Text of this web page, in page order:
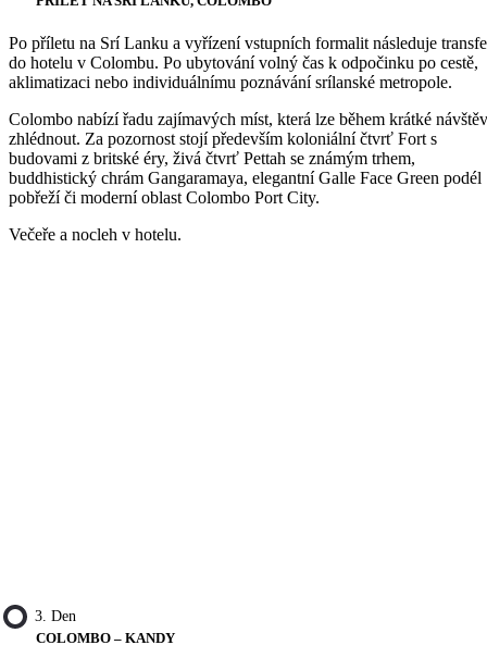
Po příletu na Srí Lanku a vyřízení vstupních formalit následuje
do hotelu v Colombu. Po ubytování volný čas k odpočinku po cestě,
aklimatizaci nebo individuálnímu poznávání srílanské metropole.
Colombo nabízí řadu zajímavých míst, která lze během krátké
zhlédnout. Za pozornost stojí především koloniální čtvrť Fort s
budovami z britské éry, živá čtvrť Pettah se známým trhem,
buddhistický chrám Gangaramaya, elegantní Galle Face Green podél
pobřeží či moderní oblast Colombo Port City.
Večeře a nocleh v hotelu.
3. Den
COLOMBO – KANDY